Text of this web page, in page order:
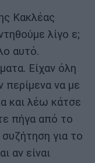
Κακλέας
λίγο ε;
αυτό.
Είχαν όλη
περίμενα να με
και λέω κάτσε
πήγα από το
συζήτηση για το
αν είναι